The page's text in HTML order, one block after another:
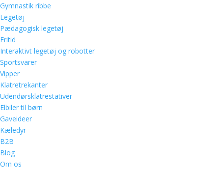
Gymnastik ribbe
Legetøj
Pædagogisk legetøj
Fritid
Interaktivt legetøj og robotter
Sportsvarer
Vipper
Klatretrekanter
Udendørsklatrestativer
Elbiler til børn
Gaveideer
Kæledyr
B2B
Blog
Om os